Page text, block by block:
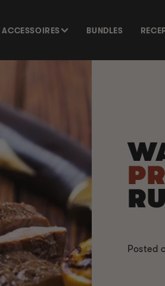
ACCESSOIRES BUNDLES
Posted